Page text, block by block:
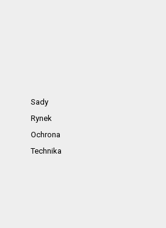
Sady
Rynek
Ochrona
Technika